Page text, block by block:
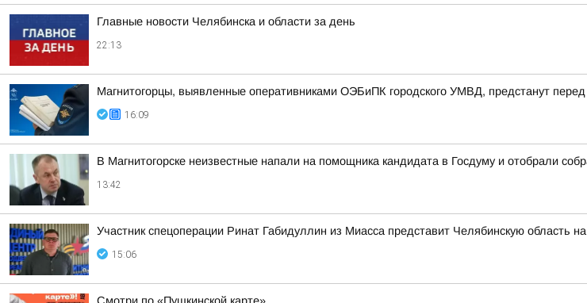
Главные новости Челябинска и области за день
22:13
Магнитогорцы, выявленные оперативниками ОЭБиПК городского УМВД, предстанут перед
16:09
В Магнитогорске неизвестные напали на помощника кандидата в Госдуму и отобрали
13:42
Участник спецоперации Ринат Габидуллин из Миасса представит Челябинскую область
15:06